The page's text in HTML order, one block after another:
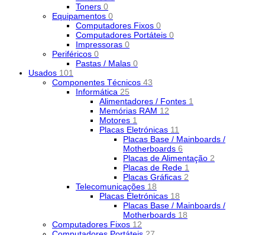
Toners 0
Equipamentos 0
Computadores Fixos 0
Computadores Portáteis 0
Impressoras 0
Periféricos 0
Pastas / Malas 0
Usados 101
Componentes Técnicos 43
Informática 25
Alimentadores / Fontes 1
Memórias RAM 12
Motores 1
Placas Eletrónicas 11
Placas Base / Mainboards /
Motherboards 6
Placas de Alimentação 2
Placas de Rede 1
Placas Gráficas 2
Telecomunicações 18
Placas Eletrónicas 18
Placas Base / Mainboards /
Motherboards 18
Computadores Fixos 12